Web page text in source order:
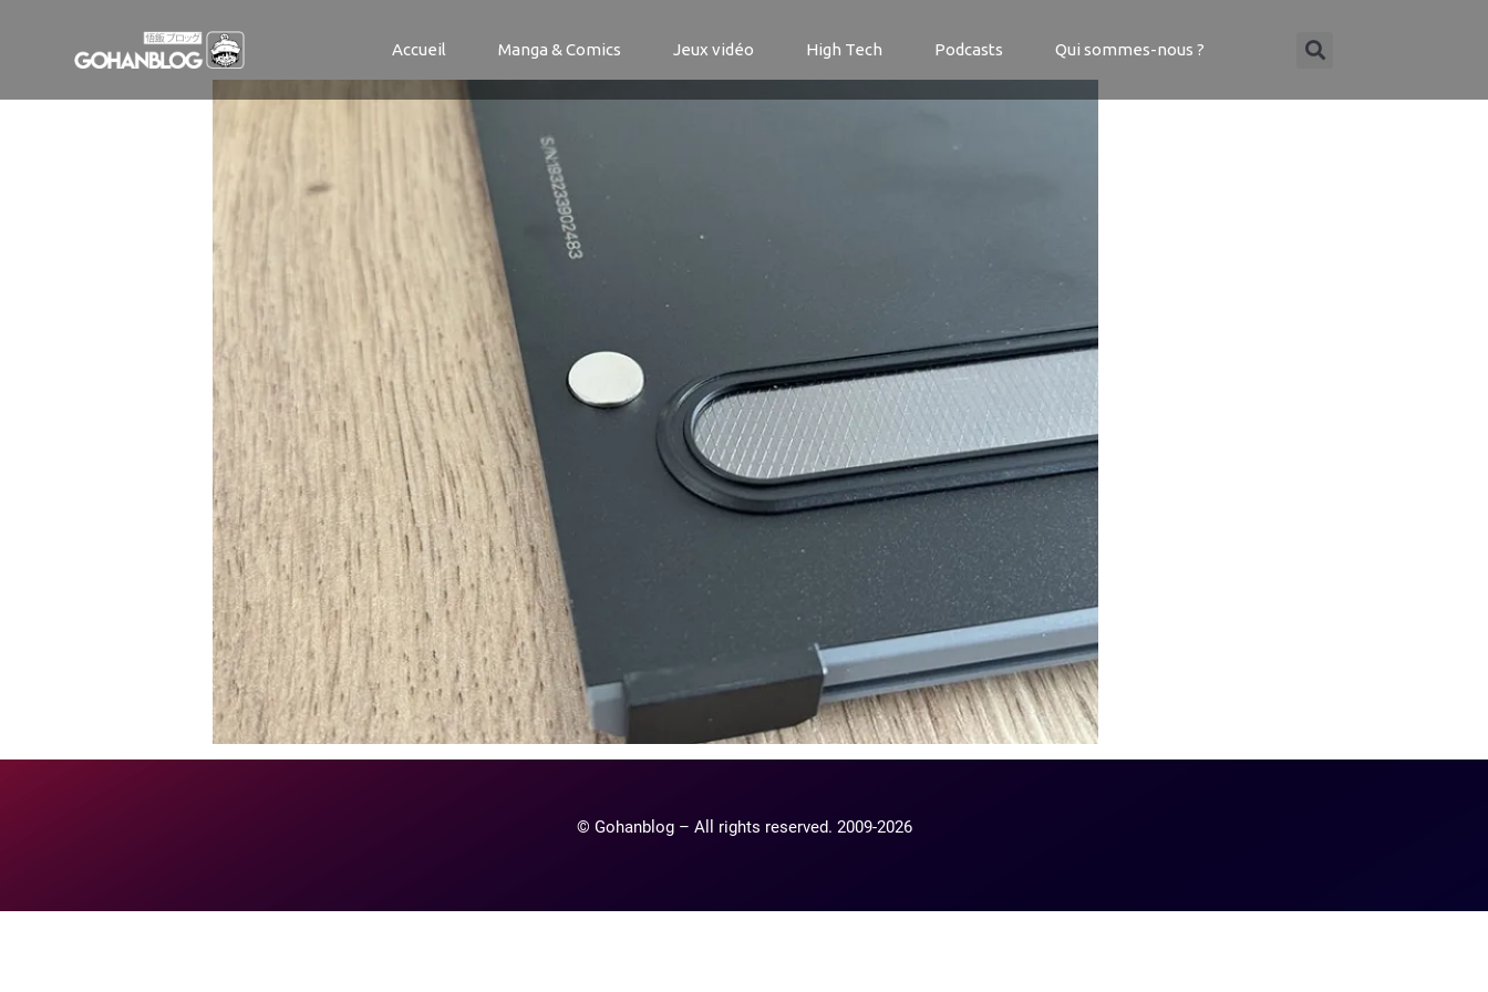
Accueil Manga & Comics Jeux vidéo High Tech Podcasts Qui sommes-nous ?
IMG_9876
© Gohanblog – All rights reserved. 2009-2026